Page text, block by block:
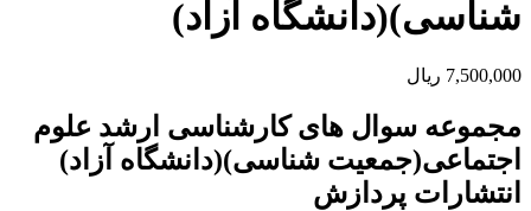
شناسی)(دانشگاه آزاد)
7,500,000 ریال
مجموعه سوال های کارشناسی ارشد علوم
اجتماعی(جمعیت شناسی)(دانشگاه آزاد)
انتشارات پردازش